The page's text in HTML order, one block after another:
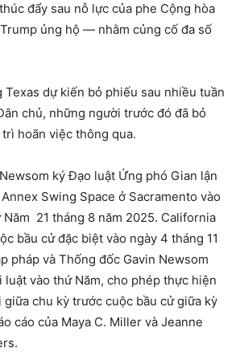
đẩy sau nỗ lực của phe Cộng hòa
ủng hộ — nhằm củng cố đa số
Texas dự kiến bỏ phiếu sau nhiều tuần
chủ, những người trước đó đã bỏ
hoãn việc thông qua.
ký Đạo luật Ứng phó Gian lận
Swing Space ở Sacramento vào
Năm 21 tháng 8 năm 2025. California
bầu cử đặc biệt vào ngày 4 tháng 11
pháp và Thống đốc Gavin Newsom
vào thứ Năm, cho phép thực hiện
giữa chu kỳ trước cuộc bầu cử giữa kỳ
cáo của Maya C. Miller và Jeanne